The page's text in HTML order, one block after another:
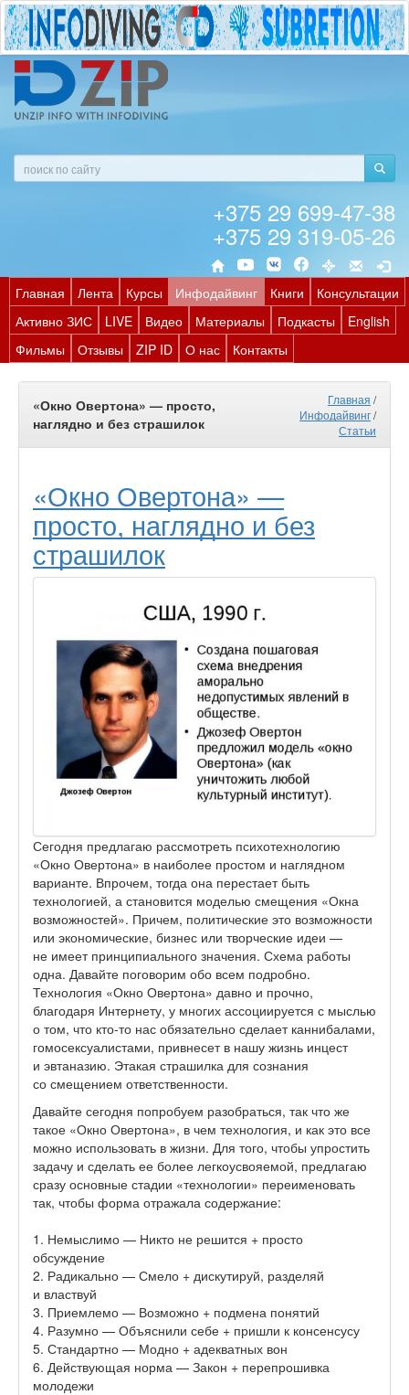
+375 29 699-47-38
+375 29 319-05-26
Главная Лента Курсы Инфодайвинг Книги
Консультации
Активно ЗИС
LIVE Видео Материалы Подкасты
English
Фильмы
Отзывы ZIP ID О нас Контакты
«Окно Овертона» — просто,
наглядно и без страшилок
Главная /
Инфодайвинг/
Статьи
«Окно Овертона» —
просто, наглядно и без
страшилок
Сегодня предлагаю рассмотреть психотехнологию
«Окно Овертона» в наиболее простом и наглядном
варианте. Впрочем, тогда она перестает быть
технологией, а становится моделью смещения «Окна
возможностей». Причем, политические это возможности
или экономические, бизнес или творческие идеи —
не имеет принципиального значения. Схема работы
одна. Давайте поговорим обо всем подробно.
Технология «Окно Овертона» давно и прочно,
благодаря Интернету, у многих ассоциируется с мыслью
о том, что кто-то нас обязательно сделает каннибалами,
гомосексуалистами, привнесет в нашу жизнь инцест
и эвтаназию. Этакая страшилка для сознания
со смещением ответственности.
Давайте сегодня попробуем разобраться, так что же
такое «Окно Овертона», в чем технология, и как это все
можно использовать в жизни. Для того, чтобы упростить
задачу и сделать ее более легкоусвояемой, предлагаю
сразу основные стадии «технологии» переименовать
так, чтобы форма отражала содержание:
1. Немыслимо — Никто не решится + просто
обсуждение
2. Радикально — Смело + дискутируй, разделяй
и властвуй
3. Приемлемо — Возможно + подмена понятий
4. Разумно — Объяснили себе + пришли к консенсусу
5. Стандартно — Модно + адекватных вон
6. Действующая норма — Закон + перепрошивка
молодежи